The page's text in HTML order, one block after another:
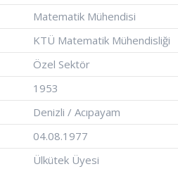
Matematik Mühendisi
KTÜ Matematik Mühendisliği
Özel Sektör
1953
Denizli / Acıpayam
04.08.1977
Ülkütek Üyesi